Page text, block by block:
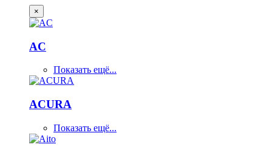
×
AC
Показать ещё...
ACURA
Показать ещё...